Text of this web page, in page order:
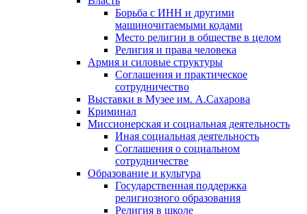
Борьба с ИНН и другими
машиночитаемыми кодами
Место религии в обществе в целом
Религия и права человека
Армия и силовые структуры
Соглашения и практическое
сотрудничество
Выставки в Музее им. А.Сахарова
Криминал
Миссионерская и социальная деятельность
Иная социальная деятельность
Соглашения о социальном
сотрудничестве
Образование и культура
Государственная поддержка
религиозного образования
Религия в школе